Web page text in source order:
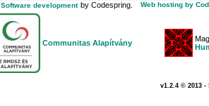
Software development by Codespring. Web hosting by
Communitas Alapítvány
v1.2.4 © 2013